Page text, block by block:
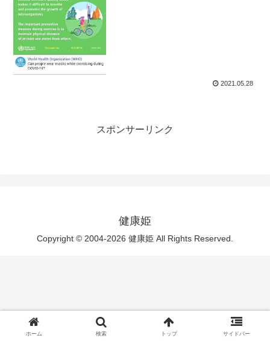
2021.05.28
スポンサーリンク
健康姫
Copyright © 2004-2026 健康姫 All Rights Reserved.
ホーム 検索 トップ サイドバー